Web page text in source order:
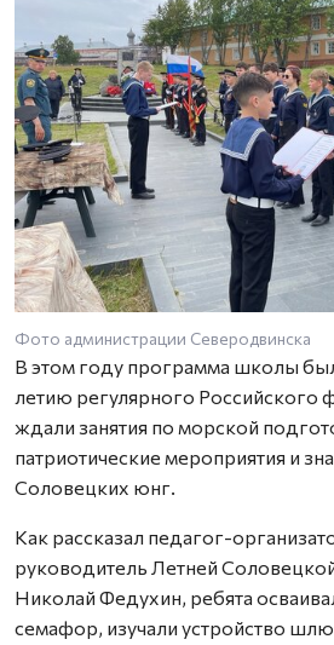
Фото администрации Северодвинска
В этом году программа школы
летию регулярного Российского
ждали занятия по морской
патриотические мероприятия и
Соловецких юнг.
Как рассказал педагог-
руководитель Летней
Николай Федухин, ребята
семафор, изучали устройство